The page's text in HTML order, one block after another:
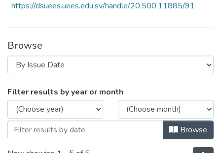
https://dsuees.uees.edu.sv/handle/20.500.11885/91
Browse
Browsing Revista Crea Ciencia N°2 by
Filter results by year or month
Browse